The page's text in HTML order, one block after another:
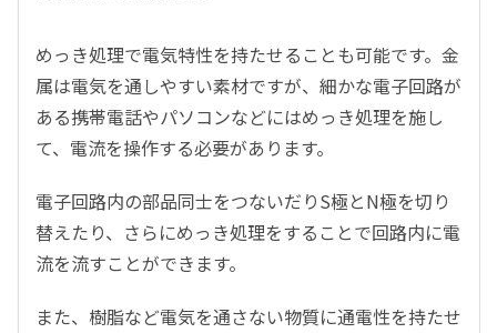
めっき処理で電気特性を持たせることも可能です。金
属は電気を通しやすい素材ですが、細かな電子回路が
ある携帯電話やパソコンなどにはめっき処理を施し
て、電流を操作する必要があります。
電子回路内の部品同士をつないだりS極とN極を切り
替えたり、さらにめっき処理をすることで回路内に電
流を流すことができます。
また、樹脂など電気を通さない物質に通電性を持たせ